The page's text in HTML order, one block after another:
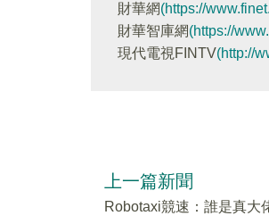
財華網(https://
財華智庫網(https://
現代電視FINTV(http://
上一篇新聞
Robotaxi競速：誰是真大